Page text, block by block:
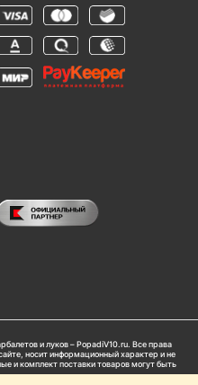
и луков – PopadiV10.ru. Все права
носит информационный характер и не
и комплект поставки товаров могут быть